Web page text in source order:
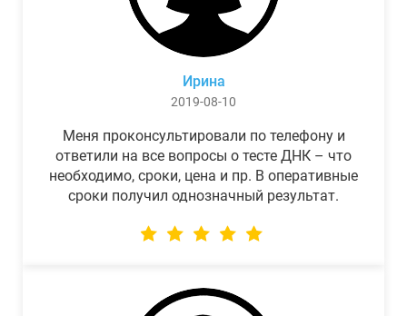
Ирина
2019-08-10
Меня проконсультировали по телефону и
ответили на все вопросы о тесте ДНК – что
необходимо, сроки, цена и пр. В оперативные
сроки получил однозначный результат.